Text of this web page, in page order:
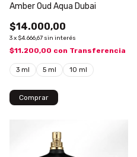
Amber Oud Aqua Dubai
$14.000,00
3x $4.666,67 sin interés
$11.200,00 con Transferencia
3 ml 5 ml 10 ml
Comprar